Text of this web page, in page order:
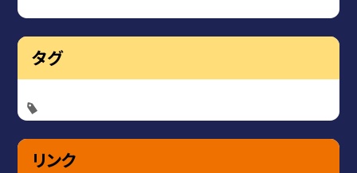
タグ
リンク